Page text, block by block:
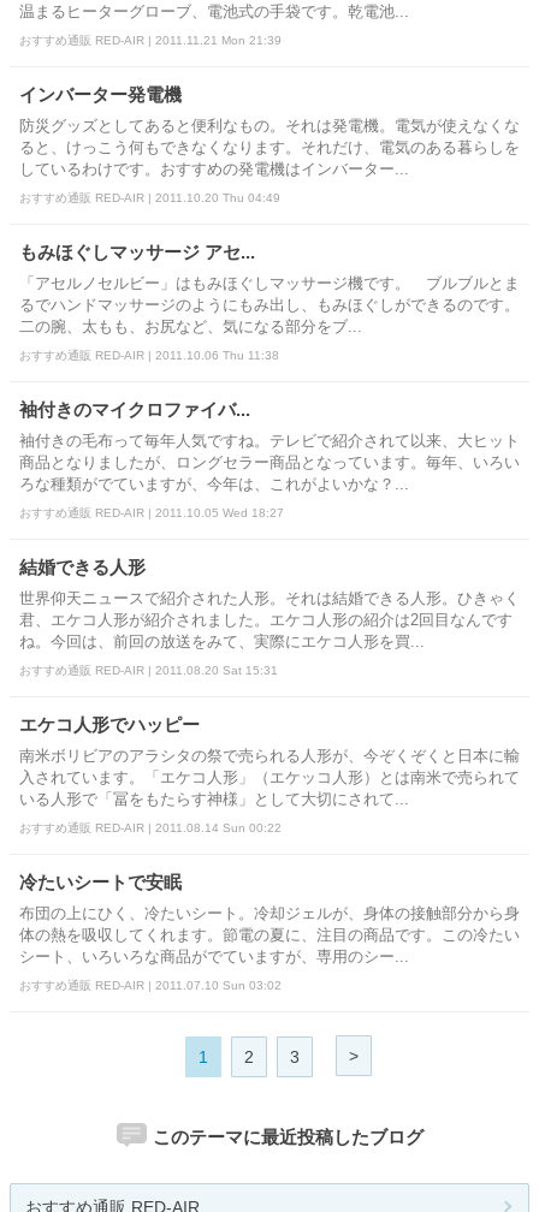
温まるヒーターグローブ、電池式の手袋です。乾電池...
おすすめ通販 RED-AIR | 2011.11.21 Mon 21:39
インバーター発電機
防災グッズとしてあると便利なもの。それは発電機。電気が使えなくな
ると、けっこう何もできなくなります。それだけ、電気のある暮らしを
しているわけです。おすすめの発電機はインバーター...
おすすめ通販 RED-AIR | 2011.10.20 Thu 04:49
もみほぐしマッサージ アセ...
「アセルノセルビー」はもみほぐしマッサージ機です。 ブルブルとま
るでハンドマッサージのようにもみ出し、もみほぐしができるのです。
二の腕、太もも、お尻など、気になる部分をブ...
おすすめ通販 RED-AIR | 2011.10.06 Thu 11:38
袖付きのマイクロファイバ...
袖付きの毛布って毎年人気ですね。テレビで紹介されて以来、大ヒット
商品となりましたが、ロングセラー商品となっています。毎年、いろい
ろな種類がでていますが、今年は、これがよいかな？...
おすすめ通販 RED-AIR | 2011.10.05 Wed 18:27
結婚できる人形
世界仰天ニュースで紹介された人形。それは結婚できる人形。ひきゃく
君、エケコ人形が紹介されました。エケコ人形の紹介は2回目なんです
ね。今回は、前回の放送をみて、実際にエケコ人形を買...
おすすめ通販 RED-AIR | 2011.08.20 Sat 15:31
エケコ人形でハッピー
南米ボリビアのアラシタの祭で売られる人形が、今ぞくぞくと日本に輸
入されています。「エケコ人形」（エケッコ人形）とは南米で売られて
いる人形で「冨をもたらす神様」として大切にされて...
おすすめ通販 RED-AIR | 2011.08.14 Sun 00:22
冷たいシートで安眠
布団の上にひく、冷たいシート。冷却ジェルが、身体の接触部分から身
体の熱を吸収してくれます。節電の夏に、注目の商品です。この冷たい
シート、いろいろな商品がでていますが、専用のシー...
おすすめ通販 RED-AIR | 2011.07.10 Sun 03:02
1 2 3 >
このテーマに最近投稿したブログ
おすすめ通販 RED-AIR